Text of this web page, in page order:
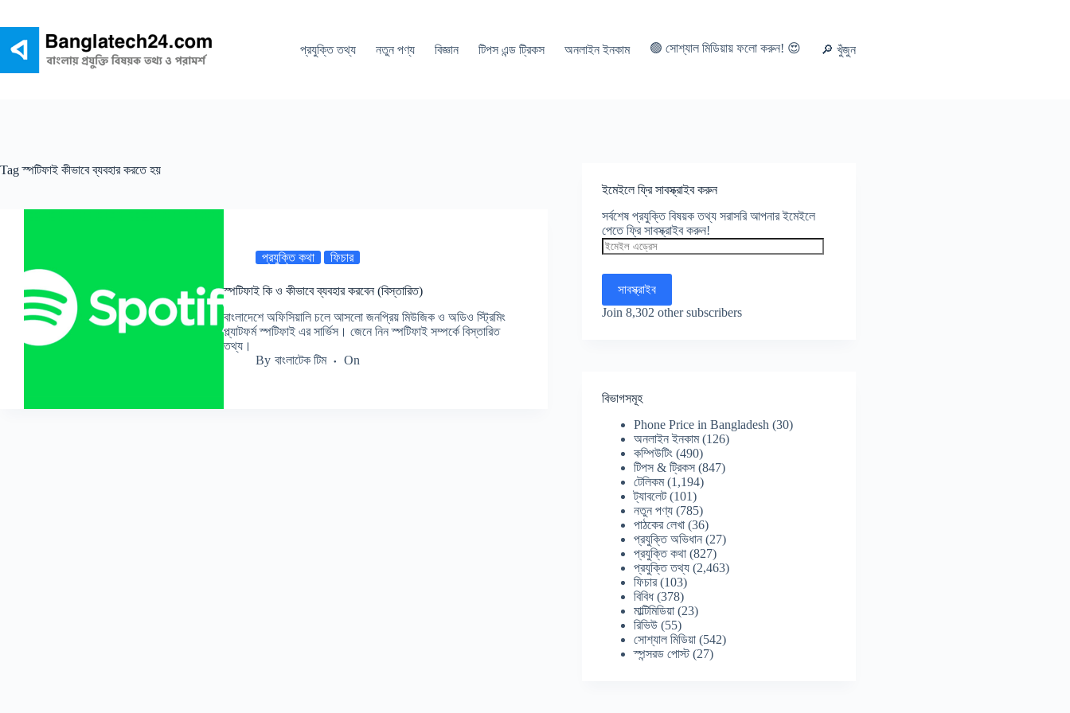
প্রযুক্তি তথ্য
নতুন পণ্য বিজ্ঞান টিপস এন্ড ট্রিকস অনলাইন ইনকাম 🟢 সোশ্যাল মিডিয়ায় ফলো করুন! 😍 🔎 খুঁজুন
Tagস্পটিফাই কীভাবে ব্যবহার করতে হয়
প্রযুক্তি কথা ফিচার
স্পটিফাই কি ও কীভাবে ব্যবহার করবেন (বিস্তারিত)
বাংলাদেশে অফিসিয়ালি চলে আসলো জনপ্রিয় মিউজিক ও অডিও স্ট্রিমিং
প্ল্যাটফর্ম স্পটিফাই এর সার্ভিস। জেনে নিন স্পটিফাই সম্পর্কে বিস্তারিত
তথ্য।
By বাংলাটেক টিম On
ইমেইলে ফ্রি সাবস্ক্রাইব করুন
সর্বশেষ প্রযুক্তি বিষয়ক তথ্য সরাসরি আপনার ইমেইলে
পেতে ফ্রি সাবস্ক্রাইব করুন!
ইমেইল
এড্রেস
সাবস্ক্রাইব
Join 8,302 other subscribers
বিভাগসমূহ
Phone Price in Bangladesh (30)
অনলাইন ইনকাম(126)
কম্পিউটিং (490)
টিপস & ট্রিকস (847)
টেলিকম(1,194)
ট্যাবলেট(101)
নতুন পণ্য (785)
পাঠকের লেখা (36)
প্রযুক্তি অভিধান (27)
প্রযুক্তি কথা (827)
প্রযুক্তি তথ্য (2,463)
ফিচার(103)
বিবিধ(378)
মাল্টিমিডিয়া (23)
রিভিউ (55)
সোশ্যাল মিডিয়া (542)
স্পন্সরড পোস্ট(27)